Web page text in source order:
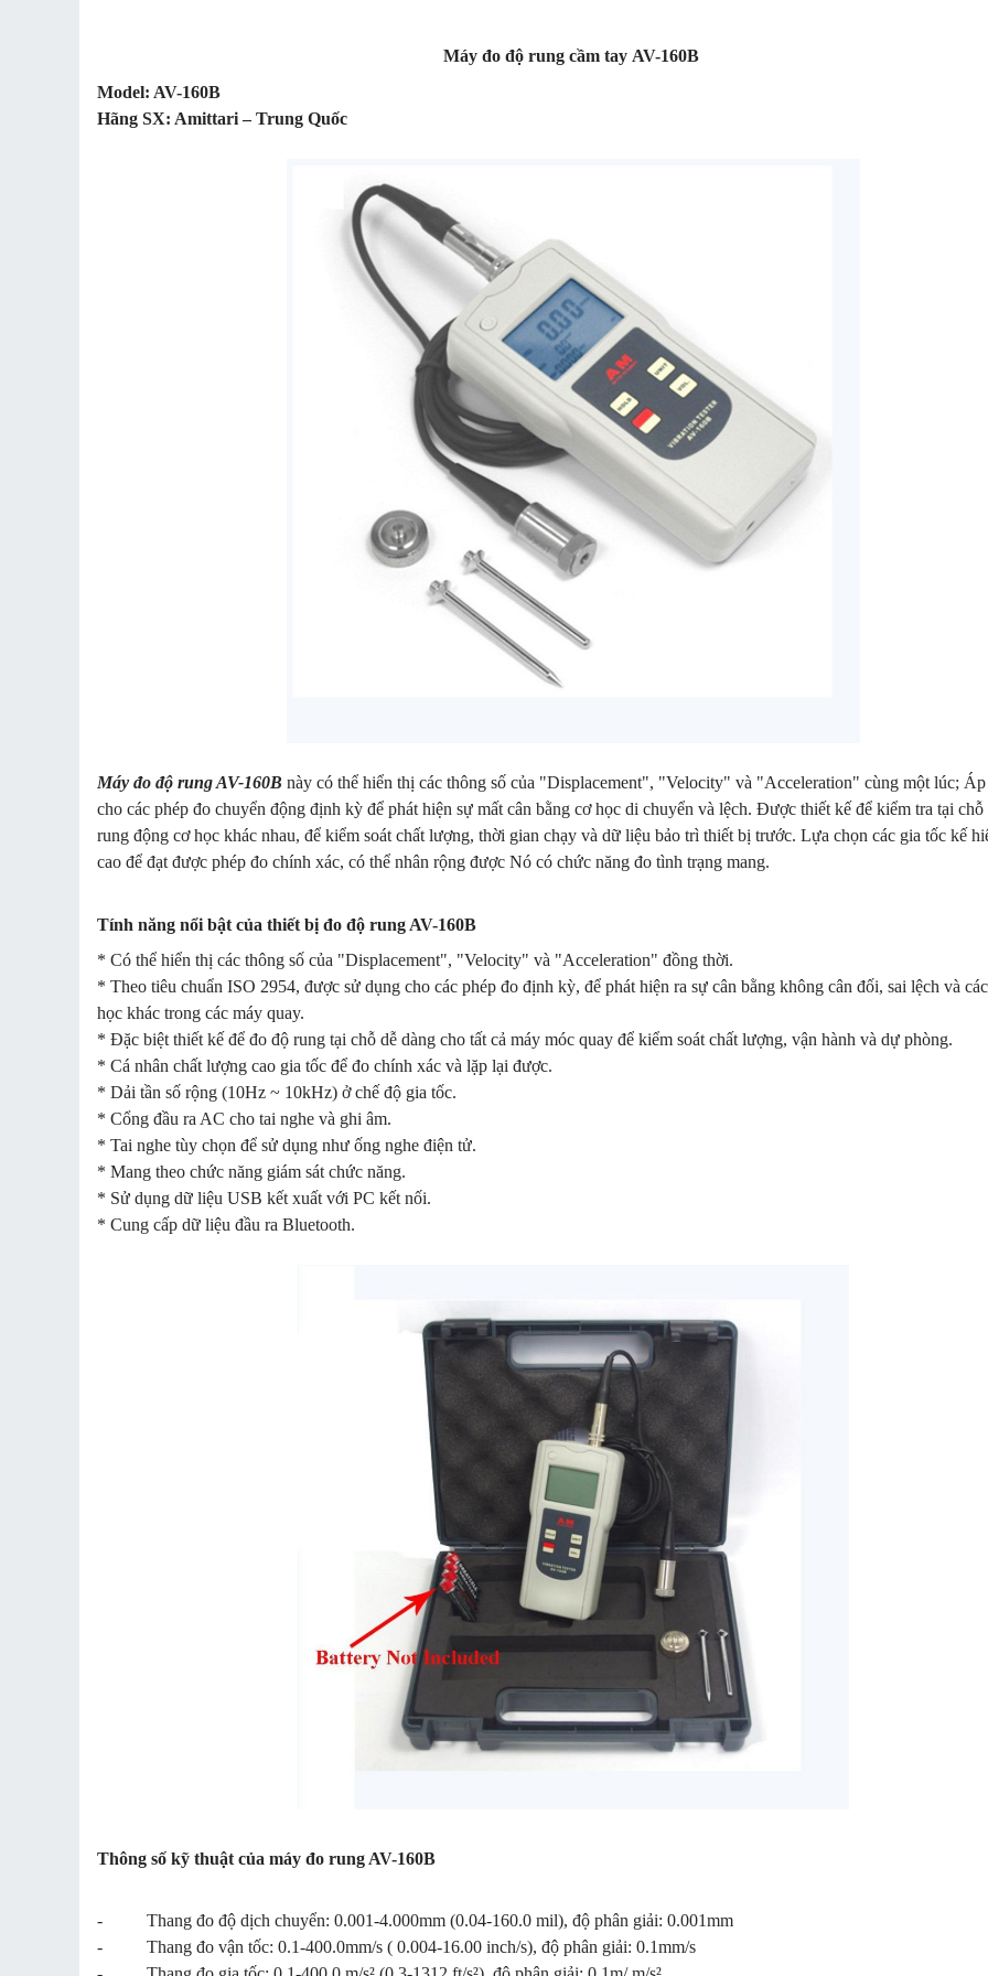
Máy đo độ rung cầm tay AV-160B
Model: AV-160B
Hãng SX: Amittari – Trung Quốc
Máy đo độ rung AV-160B này có thể hiển thị các thông số của "Displacement", "Velocity" và "Acceleration" cùng một lúc;
cho các phép đo chuyển động định kỳ để phát hiện sự mất cân bằng cơ học di chuyển và lệch. Được thiết kế để kiểm tra tại chỗ
rung động cơ học khác nhau, để kiểm soát chất lượng, thời gian chạy và dữ liệu bảo trì thiết bị trước. Lựa chọn các gia tốc kế
cao để đạt được phép đo chính xác, có thể nhân rộng được Nó có chức năng đo tình trạng mang.
Tính năng nổi bật của thiết bị đo độ rung AV-160B
* Có thể hiển thị các thông số của "Displacement", "Velocity" và "Acceleration" đồng thời.
* Theo tiêu chuẩn ISO 2954, được sử dụng cho các phép đo định kỳ, để phát hiện ra sự cân bằng không cân đối, sai lệch và
học khác trong các máy quay.
* Đặc biệt thiết kế để đo độ rung tại chỗ dễ dàng cho tất cả máy móc quay để kiểm soát chất lượng, vận hành và dự phòng.
* Cá nhân chất lượng cao gia tốc để đo chính xác và lặp lại được.
* Dải tần số rộng (10Hz ~ 10kHz) ở chế độ gia tốc.
* Cổng đầu ra AC cho tai nghe và ghi âm.
* Tai nghe tùy chọn để sử dụng như ống nghe điện tử.
* Mang theo chức năng giám sát chức năng.
* Sử dụng dữ liệu USB kết xuất với PC kết nối.
* Cung cấp dữ liệu đầu ra Bluetooth.
Thông số kỹ thuật của máy đo rung AV-160B
- Thang đo độ dịch chuyển: 0.001-4.000mm (0.04-160.0 mil), độ phân giải: 0.001mm
- Thang đo vận tốc: 0.1-400.0mm/s ( 0.004-16.00 inch/s), độ phân giải: 0.1mm/s